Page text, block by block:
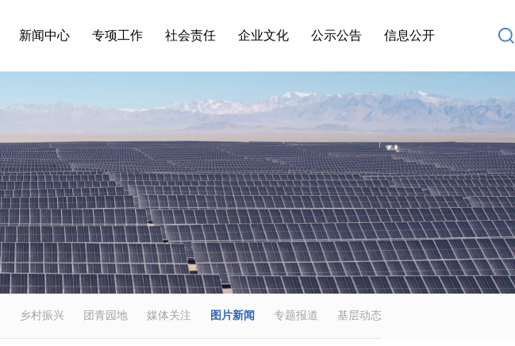
新闻中心 专项工作 社会责任 企业文化 公示公告 信息公开
乡村振兴 团青园地 媒体关注 图片新闻 专题报道 基层动态